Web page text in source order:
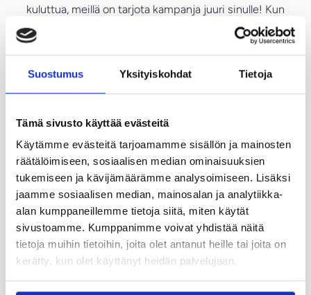
Suostumus Yksityiskohdat Tietoja
Tämä sivusto käyttää evästeitä
Käytämme evästeitä tarjoamamme sisällön ja mainosten
räätälöimiseen, sosiaalisen median ominaisuuksien
tukemiseen ja kävijämäärämme analysoimiseen. Lisäksi
jaamme sosiaalisen median, mainosalan ja analytiikka-
alan kumppaneillemme tietoja siitä, miten käytät
sivustoamme. Kumppanimme voivat yhdistää näitä
tietoja muihin tietoihin, joita olet antanut heille tai joita on
kerätty, kun olet käyttänyt heidän palvelujaan.
kuluttua, meillä on tarjota kampanja juuri sinulle! Kun
ostat koulutuksia 15.8.–30.9.2024, voit valita
maksutavaksi Svean 6 kuukauden korottoman
maksuajan. Valitse kassalla Erämaksu niin pääset
hyödyntämään maksuaikakampanjan.
helposti Logimasterissa. Meillä et ole sidottu
Koulutukset tapahtuvat netissä ja niitä voi suorittaa
omaan tahtiin viikon jokaisena päivänä valvomon
aukioloaikojen puitteissa (ma–to klo 8–22 ja pe–su
Voit suorittaa kaikki viisi ammattipätevyyden
jatkokoulutuspäivää Logimasterin valvottuna
etäkoulutuksena. Ne kaikki (35 h / 35 h)
hyväksytään ammattipätevyysrekisteriin.